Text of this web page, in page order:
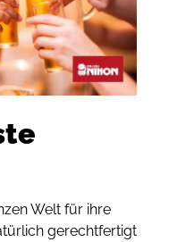
Welt für ihre
gerechtfertigt